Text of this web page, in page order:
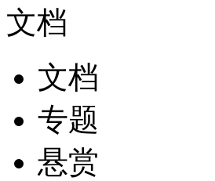
文档
文档
专题
悬赏